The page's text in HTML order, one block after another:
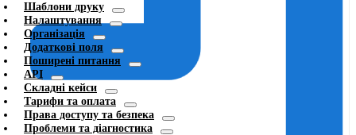
Шаблони друку
Налаштування
Організація
Додаткові поля
Поширені питання
API
Складні кейси
Тарифи та оплата
Права доступу та безпека
Проблеми та діагностика